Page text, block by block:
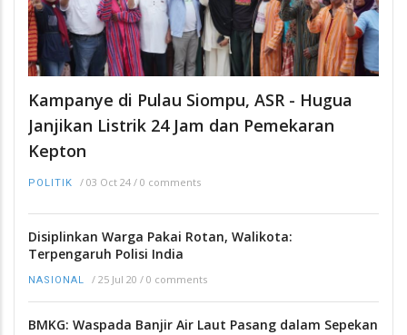
Kampanye di Pulau Siompu, ASR - Hugua
Janjikan Listrik 24 Jam dan Pemekaran
Kepton
POLITIK / 03 Oct 24 / 0 comments
Disiplinkan Warga Pakai Rotan, Walikota:
Terpengaruh Polisi India
NASIONAL / 25 Jul 20 / 0 comments
BMKG: Waspada Banjir Air Laut Pasang dalam Sepekan